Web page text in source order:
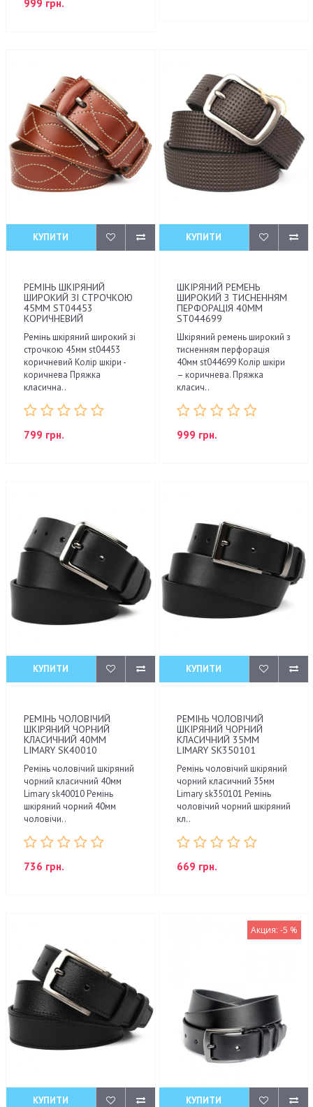
999 грн.
КУПИТИ
РЕМІНЬ ШКІРЯНИЙ
ШИРОКИЙ ЗІ СТРОЧКОЮ
45ММ ST04453
КОРИЧНЕВИЙ
Ремінь шкіряний широкий зі
строчкою 45мм st04453
коричневий Колір шкіри -
коричнева Пряжка
класична..
799 грн.
КУПИТИ
ШКІРЯНИЙ РЕМЕНЬ
ШИРОКИЙ З ТИСНЕННЯМ
ПЕРФОРАЦІЯ 40ММ
ST044699
Шкіряний ремень широкий з
тисненням перфорація
40мм st044699 Колір шкіри
– коричнева. Пряжка
класич..
999 грн.
КУПИТИ
РЕМІНЬ ЧОЛОВІЧИЙ
ШКІРЯНИЙ ЧОРНИЙ
КЛАСИЧНИЙ 40ММ
LIMARY SK40010
Ремінь чоловічий шкіряний
чорний класичний 40мм
Limary sk40010 Ремінь
шкіряний чорний 40мм
чоловічи..
736 грн.
КУПИТИ
РЕМІНЬ ЧОЛОВІЧИЙ
ШКІРЯНИЙ ЧОРНИЙ
КЛАСИЧНИЙ 35ММ
LIMARY SK350101
Ремінь чоловічий шкіряний
чорний класичний 35мм
Limary sk350101 Ремінь
чоловічий чорний шкіряний
кл..
669 грн.
КУПИТИ
Акция: -5 %
КУПИТИ